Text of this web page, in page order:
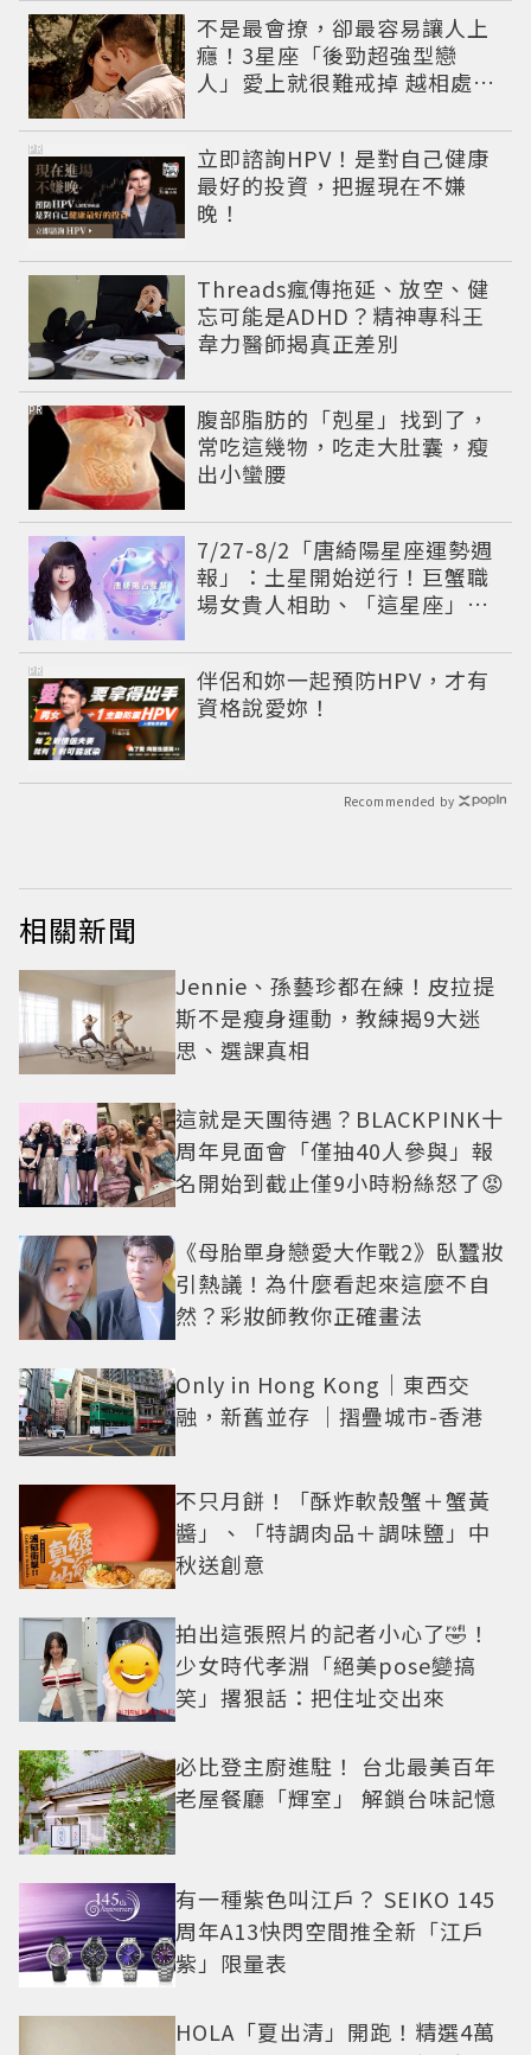
不是最會撩，卻最容易讓人上
癮！3星座「後勁超強型戀
人」愛上就很難戒掉 越相處越
立即諮詢HPV！是對自己健康
最好的投資，把握現在不嫌
晚！
PR
Threads瘋傳拖延、放空、健
忘可能是ADHD？精神專科王
韋力醫師揭真正差別
腹部脂肪的「剋星」找到了，
常吃這幾物，吃走大肚囊，瘦
出小蠻腰
PR
7/27-8/2「唐綺陽星座運勢週
報」：土星開始逆行！巨蟹職
場女貴人相助、「這星座」感
伴侶和妳一起預防HPV，才有
資格說愛妳！
PR
Recommended by
相關新聞
Jennie、孫藝珍都在練！皮拉提
斯不是瘦身運動，教練揭9大迷
思、選課真相
這就是天團待遇？BLACKPINK十
周年見面會「僅抽40人參與」報
名開始到截止僅9小時粉絲怒了😡
《母胎單身戀愛大作戰2》臥蠶妝
引熱議！為什麼看起來這麼不自
然？彩妝師教你正確畫法
Only in Hong Kong｜東西交
融，新舊並存 ｜摺疊城市-香港
不只月餅！「酥炸軟殼蟹＋蟹黃
醬」、「特調肉品＋調味鹽」中
秋送創意
拍出這張照片的記者小心了🤣！
少女時代孝淵「絕美pose變搞
笑」撂狠話：把住址交出來
必比登主廚進駐！ 台北最美百年
老屋餐廳「輝室」 解鎖台味記憶
有一種紫色叫江戶？ SEIKO 145
周年A13快閃空間推全新「江戶
紫」限量表
HOLA「夏出清」開跑！精選4萬